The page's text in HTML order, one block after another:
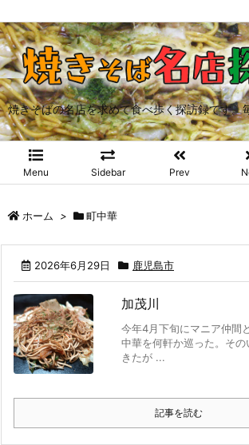
焼きそばの名店を求めて食べ歩く探訪録です。
Menu Sidebar Prev
ホーム > 町中華
2026年6月29日 鹿児島市
加茂川
今年4月下旬にマニア仲間
中華を何軒か巡った。そ
きたが ...
記事を読む